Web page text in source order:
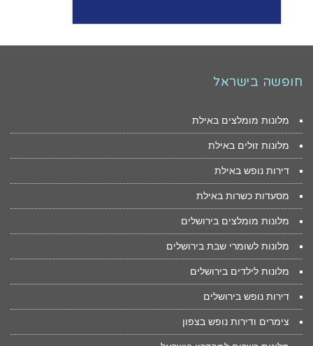
חופשה בישראל
מלונות מומלצים באילת
מלונות זולים באילת
דירות נופש באילת
מסעדות כשרות באילת
מלונות מומלצים בירושלים
מלונות לשומרי שבת בירושלים
מלונות לילדים בירושלים
דירות נופש בירושלים
צימרים ודירות נופש בצפון